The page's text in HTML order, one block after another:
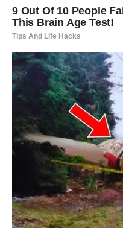
Izbjegavajte nepotrebne
VAGA
Finansijska
Saradnja sa drugima
Poruka zvijezda
Ne odbacujte timski rad.
ŠKORPIJA